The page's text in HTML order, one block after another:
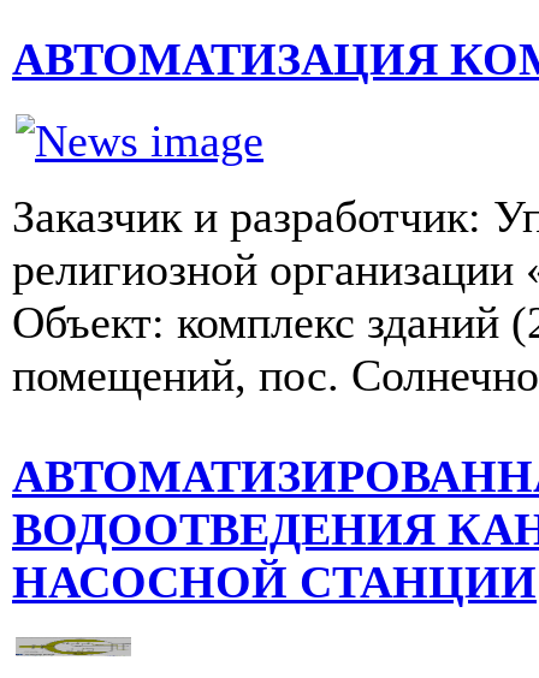
АВТОМАТИЗАЦИЯ
Заказчик и разработчик:
религиозной
Объект: комплекс зданий
помещений, пос.
ВОДООТВЕДЕНИЯ
НАСОСНОЙ СТАНЦИИ